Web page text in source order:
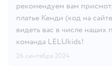
рекомендуем вам
платье Кенди (код на
видеть вас в числе наших
команда LELUkids!
26 сентября 2024